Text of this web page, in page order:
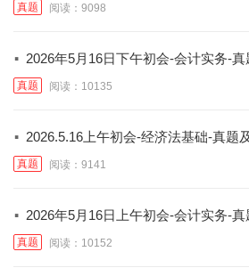
真题 阅读：9098
· 2026年5月16日下午初会-会计实务-真
真题 阅读：10135
· 2026.5.16上午初会-经济法基础-真题
真题 阅读：9141
· 2026年5月16日上午初会-会计实务-真
真题 阅读：10152